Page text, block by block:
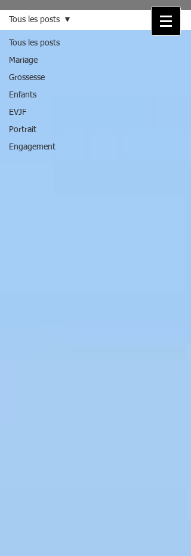
Tous les posts
Mariage
Grossesse
Enfants
EVJF
Portrait
Engagement
Tous les posts